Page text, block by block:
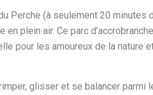
Perche (à seulement 20 minutes
plein air. Ce parc
pour les amoureux de la nature
glisser et se balancer parmi